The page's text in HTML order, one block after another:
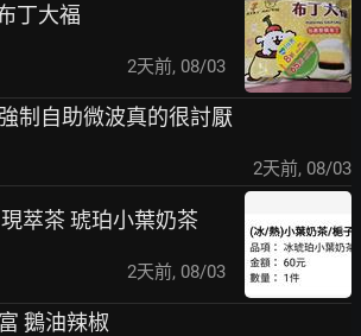
丁大福
2天前, 08/03
制自助微波真的很討厭
2天前, 08/03
萃茶 琥珀小葉奶茶
2天前, 08/03
鵝油辣椒